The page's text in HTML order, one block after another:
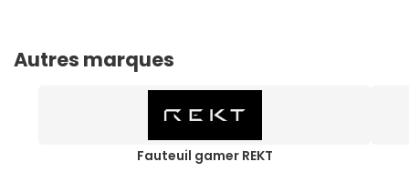
Autres marques
Fauteuil gamer REKT